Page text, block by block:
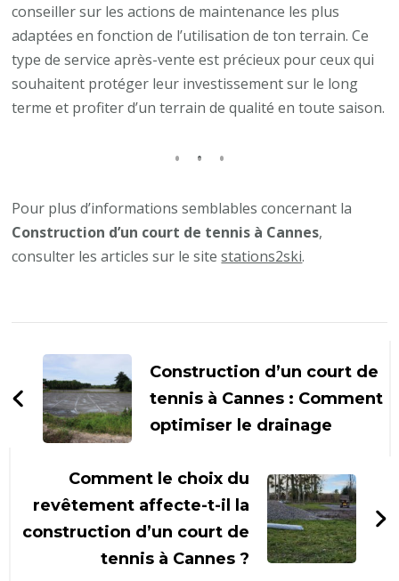
conseiller sur les actions de maintenance les plus
adaptées en fonction de l’utilisation de ton terrain. Ce
type de service après-vente est précieux pour ceux qui
souhaitent protéger leur investissement sur le long
terme et profiter d’un terrain de qualité en toute saison.
Pour plus d’informations semblables concernant la
Construction d’un court de tennis à Cannes,
consulter les articles sur le sitestations2ski.
d'article
Construction d’un court de
tennis à Cannes : Comment
optimiser le drainage
Comment le choix du
revêtement affecte-t-il la
construction d’un court de
tennis à Cannes ?